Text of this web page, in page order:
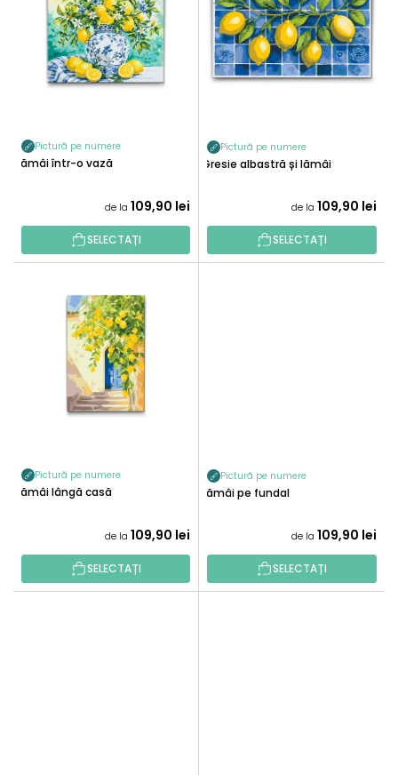
D
U
U
U
S
Pictură pe numere
Lămâi într-o vază
de la 109,90 lei
SELECTAȚI
Pictură pe numere
Gresie albastră și lămâi
de la 109,90 lei
SELECTAȚI
Pictură pe numere
Lămâi lângă casă
de la 109,90 lei
SELECTAȚI
Pictură pe numere
Lămâi pe fundal
de la 109,90 lei
SELECTAȚI